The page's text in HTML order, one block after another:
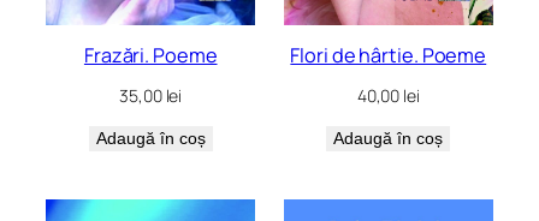
Frazări. Poeme
35,00 lei
Adaugă în coș
Flori de hârtie. Poeme
40,00 lei
Adaugă în coș